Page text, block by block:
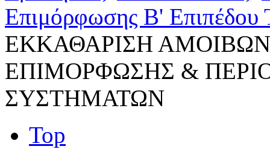
Επιμόρφωσης Β'
ΕΚΚΑΘΑΡΙΣΗ
ΕΠΙΜΟΡΦΩΣΗΣ &
ΣΥΣΤΗΜΑΤΩΝ
Top